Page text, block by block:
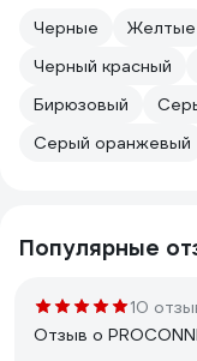
Черные Желтые
Черный красный
Бирюзовый
Серый оранжевый
Популярные
10
Отзыв о